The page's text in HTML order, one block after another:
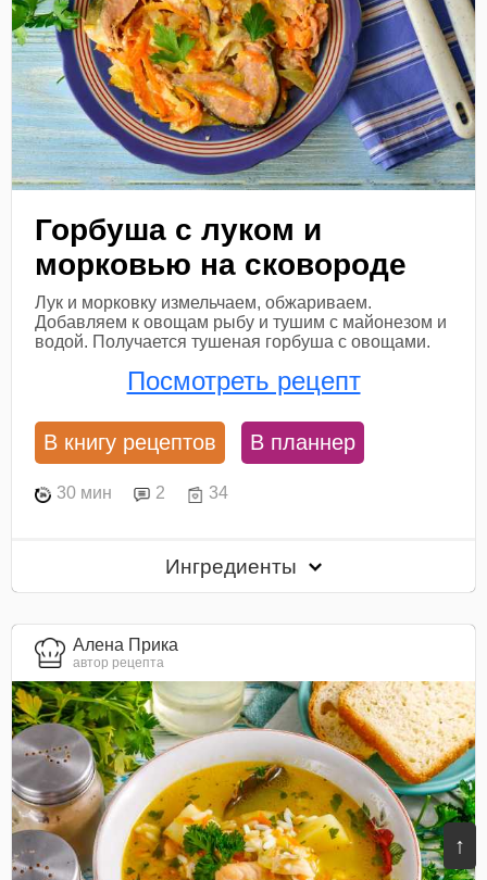
↑
Горбуша с луком и
морковью на сковороде
Лук и морковку измельчаем, обжариваем.
Добавляем к овощам рыбу и тушим с майонезом и
водой. Получается тушеная горбуша с овощами.
Посмотреть рецепт
В книгу рецептов В планнер
30 мин 2 34
Ингредиенты
Алена Прика
автор рецепта